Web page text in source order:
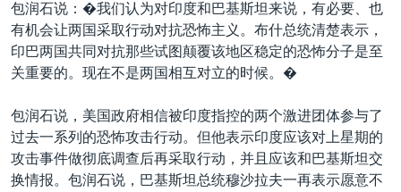
台海两岸关系
南中国海争端
关注西藏
关注新疆
GEN Z 看美国
其他语言网站
包润石说：�我们认为对印度和巴基斯坦来说，有必要、也
有机会让两国采取行动对抗恐怖主义。布什总统清楚表示，
印巴两国共同对抗那些试图颠覆该地区稳定的恐怖分子是至
关重要的。现在不是两国相互对立的时候。�
包润石说，美国政府相信被印度指控的两个激进团体参与了
过去一系列的恐怖攻击行动。但他表示印度应该对上星期的
攻击事件做彻底调查后再采取行动，并且应该和巴基斯坦交
换情报。包润石说，巴基斯坦总统穆沙拉夫一再表示愿意不